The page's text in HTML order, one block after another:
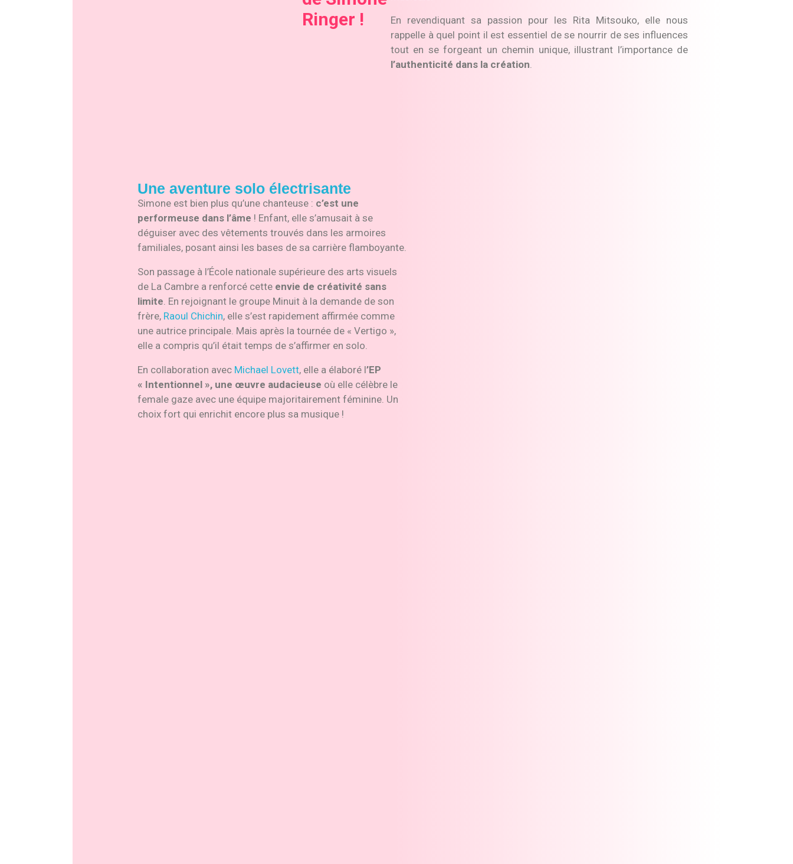
Ringer !
En revendiquant sa passion pour les Rita Mitsouko, elle nous
rappelle à quel point il est essentiel de se nourrir de ses influences
tout en se forgeant un chemin unique, illustrant l’importance de
l’authenticité dans la création
Une aventure solo électrisante
Simone est bien plus qu’une chanteuse : c’est une
performeuse dans l’âme ! Enfant, elle s’amusait à se
déguiser avec des vêtements trouvés dans les armoires
familiales, posant ainsi les bases de sa carrière flamboyante.
Son passage à l’École nationale supérieure des arts visuels
de La Cambre a renforcé cette envie de créativité sans
limite . En rejoignant le groupe Minuit à la demande de son
frère, Raoul Chichin, elle s’est rapidement affirmée comme
une autrice principale. Mais après la tournée de « Vertigo »,
elle a compris qu’il était temps de s’affirmer en solo.
En collaboration avec Michael Lovett, elle a élaboré l’EP
« Intentionnel », une œuvre audacieuse où elle célèbre le
female gaze avec une équipe majoritairement féminine. Un
choix fort qui enrichit encore plus sa musique !